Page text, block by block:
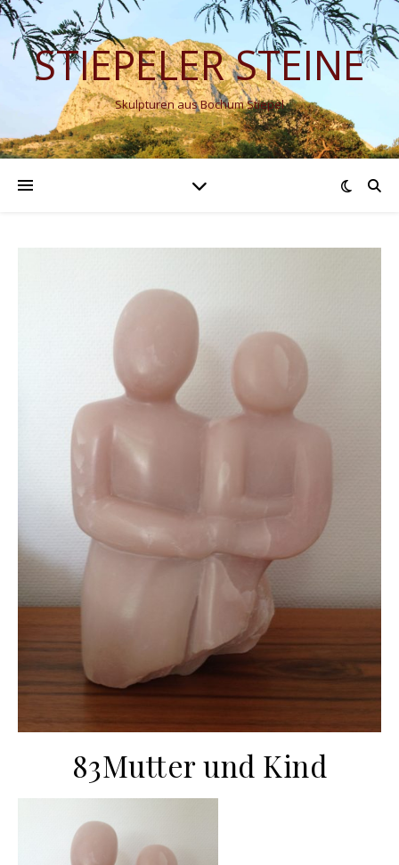
STIEPELER STEINE
Skulpturen aus Bochum Stiepel
83Mutter und Kind